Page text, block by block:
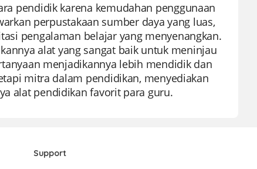
pendidik karena kemudahan penggunaan
perpustakaan sumber daya yang luas,
pengalaman belajar yang menyenangkan.
alat yang sangat baik untuk meninjau
menjadikannya lebih mendidik dan
mitra dalam pendidikan, menyediakan
alat pendidikan favorit para guru.
Support